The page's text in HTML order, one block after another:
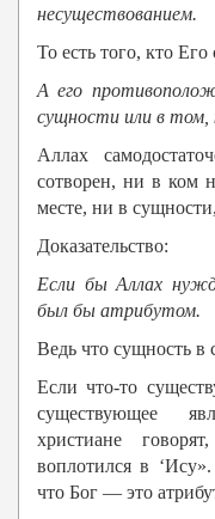
несуществованием.
То есть того, кто
А его
сущности или в том,
Аллах
сотворен, ни в ком
месте, ни в
Доказательство:
Если быАллах
был бы атрибутом.
Ведь что сущность в
Если что-то
существующее
христиане
воплотился в
что Бог — это